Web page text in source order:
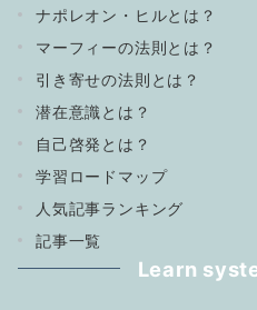
ナポレオン・ヒルとは？
マーフィーの法則とは？
引き寄せの法則とは？
潜在意識とは？
自己啓発とは？
学習ロードマップ
人気記事ランキング
記事一覧
Learn